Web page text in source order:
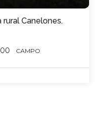
rural Canelones.
CAMPO